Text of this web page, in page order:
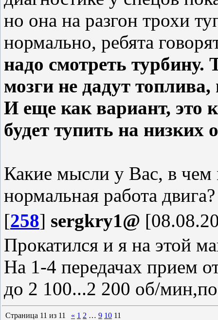
но она на разгон трохи
нормально, ребята
надо смотреть турбину.
мозги не дадут
И еще как вариант, это
будет тупить на низких
Какие мысли у Вас, в
нормальная работа двига?
[258] sergkry1@
Прокатился и я на этой
На 1-4 передачах прием
до 2 100...2 200 об/
Страница 11 из 11 « 1 2 … 9 10 11